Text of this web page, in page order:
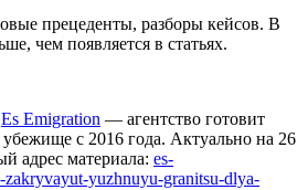
прецеденты, разборы кейсов. В
чем появляется в статьях.
Es Emigration — агентство готовит
с 2016 года. Актуально на 26
адрес материала: es-
zakryvayut-yuzhnuyu-granitsu-dlya-